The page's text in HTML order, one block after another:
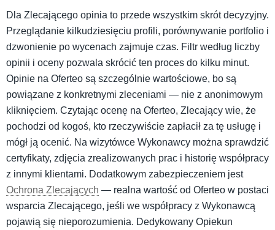
Dla Zlecającego opinia to przede wszystkim skrót decyzyjny.
Przeglądanie kilkudziesięciu profili, porównywanie portfolio i
dzwonienie po wycenach zajmuje czas. Filtr według liczby
opinii i oceny pozwala skrócić ten proces do kilku minut.
Opinie na Oferteo są szczególnie wartościowe, bo są
powiązane z konkretnymi zleceniami — nie z anonimowym
kliknięciem. Czytając ocenę na Oferteo, Zlecający wie, że
pochodzi od kogoś, kto rzeczywiście zapłacił za tę usługę i
mógł ją ocenić. Na wizytówce Wykonawcy można sprawdzić
certyfikaty, zdjęcia zrealizowanych prac i historię współpracy
z innymi klientami. Dodatkowym zabezpieczeniem jest
Ochrona Zlecających — realna wartość od Oferteo w postaci
wsparcia Zlecającego, jeśli we współpracy z Wykonawcą
pojawią się nieporozumienia. Dedykowany Opiekun